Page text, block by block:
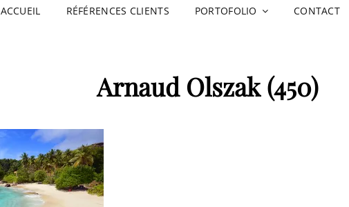
ACCUEIL RÉFÉRENCES CLIENTS PORTOFOLIO CONTACT
Arnaud Olszak (450)